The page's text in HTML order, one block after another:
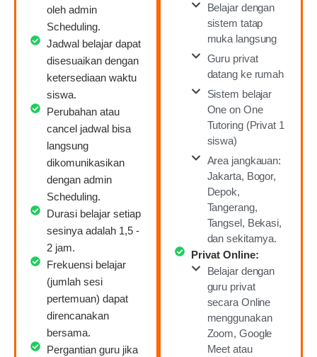
oleh admin
Scheduling.
Jadwal belajar dapat
disesuaikan dengan
ketersediaan waktu
siswa.
Perubahan atau
cancel jadwal bisa
langsung
dikomunikasikan
dengan admin
Scheduling.
Durasi belajar setiap
sesinya adalah 1,5 -
2 jam.
Frekuensi belajar
(jumlah sesi
pertemuan) dapat
direncanakan
bersama.
Pergantian guru jika
Belajar dengan
sistem tatap
muka langsung
Guru privat
datang ke rumah
Sistem belajar
One on One
Tutoring (Privat 1
siswa)
Area jangkauan:
Jakarta, Bogor,
Depok,
Tangerang,
Tangsel, Bekasi,
dan sekitarnya.
Privat Online:
Belajar dengan
guru privat
secara Online
menggunakan
Zoom, Google
Meet atau